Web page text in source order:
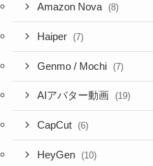
Amazon Nova (8)
Haiper (7)
Genmo / Mochi (7)
AIアバター動画 (19)
CapCut (6)
HeyGen (10)